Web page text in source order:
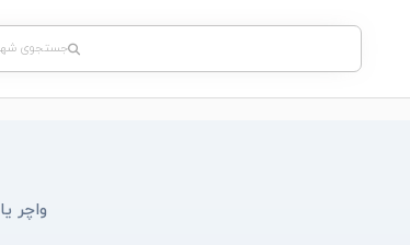
جستجوی
واچر